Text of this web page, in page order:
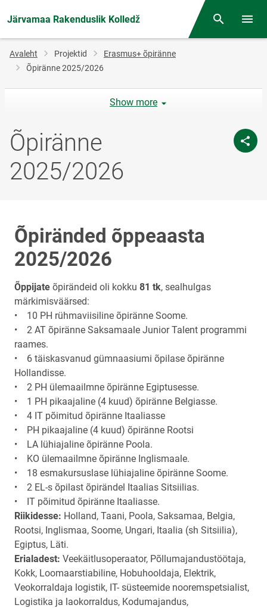
Järvamaa Rakenduslik Kolledž Otsing
Jälglink
Avaleht Projektid
Erasmus+ õpiränne
Õpiränne 2025/2026
Õpiränne
2025/2026
Show more
Õpiränded õppeaasta
2025/2026
Õppijate õpirändeid oli kokku 81 tk, sealhulgas
märkimisväärsed:
• 10 PH rühmaviisiline õpiränne Soome.
• 2 AT õpiränne Saksamaale Junior Talent programmi
raames.
• 6 täiskasvanud gümnaasiumi õpilase õpiränne
Hollandisse.
• 2 PH ülemaailmne õpiränne Egiptusesse.
• 1 PH pikaajaline (4 kuud) õpiränne Belgiasse.
• 4 IT põimitud õpiränne Itaaliasse
• PH pikaajaline (4 kuud) õpiränne Rootsi
• LA lühiajaline õpiränne Poola.
• KO ülemaailmne õpiränne Inglismaale.
• 18 esmakursuslase lühiajaline õpiränne Soome.
• 2 EL-s õpilast õpirändel Itaalias Sitsiilias.
• IT põimitud õpiränne Itaaliasse.
Riikidesse: Holland, Taani, Poola, Saksamaa, Belgia,
Rootsi, Inglismaa, Soome, Ungari, Itaalia (sh Sitsiilia),
Egiptus, Läti.
Erialadest: Veekäitlusoperaator, Põllumajandustöötaja,
Kokk, Loomaarstiabiline, Hobuhooldaja, Elektrik,
Veokorraldaja logistik, IT- süsteemide nooremspetsialist,
Logistika ja laokorraldus, Kodumajandus,